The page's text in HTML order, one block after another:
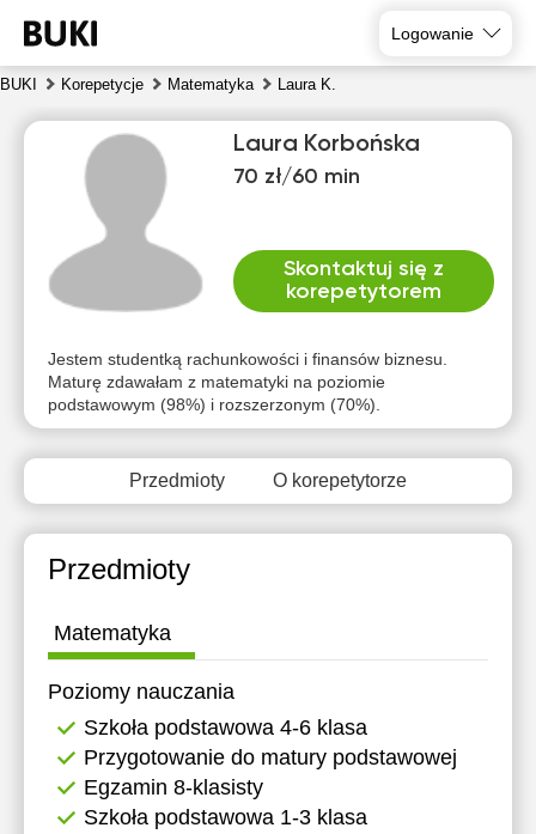
Logowanie
BUKI Korepetycje Matematyka Laura K.
Laura Korbońska
70 zł/60 min
Skontaktuj się z
korepetytorem
Jestem studentką rachunkowości i finansów biznesu.
Maturę zdawałam z matematyki na poziomie
podstawowym (98%) i rozszerzonym (70%).
Przedmioty O korepetytorze
Przedmioty
Matematyka
Poziomy nauczania
Szkoła podstawowa 4-6 klasa
Przygotowanie do matury podstawowej
Egzamin 8-klasisty
Szkoła podstawowa 1-3 klasa
8
9
10
11
12
Brak
dostępnych
terminów
Brak
dostępnych
terminów
Brak
dostępnych
terminów
Brak
dostępnych
terminów
dostępnych
terminów
Brak
terminów